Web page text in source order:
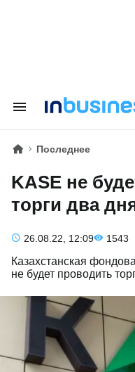
Последнее
KASE не
торги два
26.08.22, 12:09 1543
Казахстанская
не будет проводить